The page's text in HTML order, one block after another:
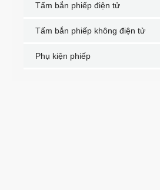
Tấm bắn phiếp điện tử
Tấm bắn phiếp không điện tử
Phụ kiện phiếp